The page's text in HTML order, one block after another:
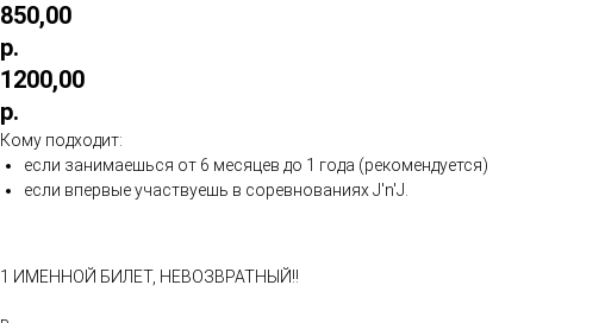
850,00
р.
1200,00
р.
Кому подходит:
если занимаешься от 6 месяцев до 1 года (рекомендуется)
если впервые участвуешь в соревнованиях J'n'J.
1 ИМЕННОЙ БИЛЕТ, НЕВОЗВРАТНЫЙ!!